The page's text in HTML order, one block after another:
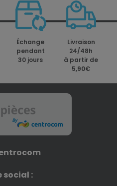
Échange
pendant
30 jours
Livraison
24/48h
à partir de
5,90€
social :